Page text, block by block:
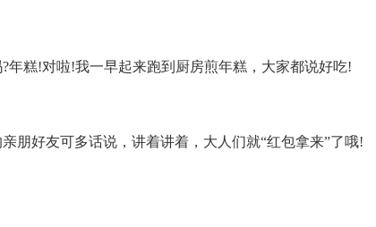
糕!对啦!我一早起来跑到厨房煎年糕，大家都说好吃!
好友可多话说，讲着讲着，大人们就“红包拿来”了哦!